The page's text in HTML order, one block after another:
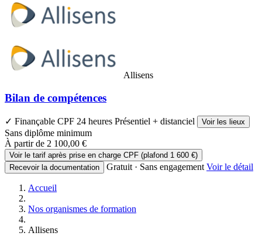
Allisens
Bilan de compétences
✓ Finançable CPF 24 heures Présentiel + distanciel Voir les lieux
Sans diplôme minimum
À partir de 2 100,00 €
Voir le tarif après prise en charge CPF (plafond 1 600 €)
Recevoir la documentation
Gratuit · Sans engagement Voir le détail
Accueil
Nos organismes de formation
Allisens